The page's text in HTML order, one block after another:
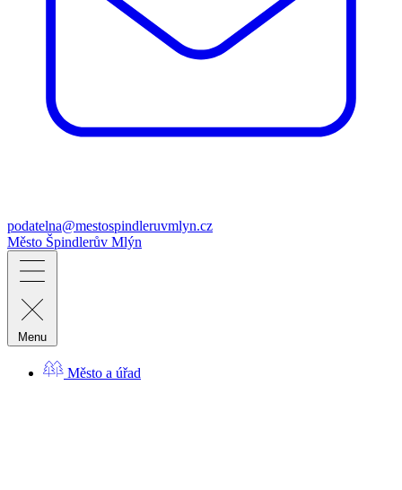
podatelna@mestospindleruvmlyn.cz
Město Špindlerův Mlýn
Menu
Město a úřad